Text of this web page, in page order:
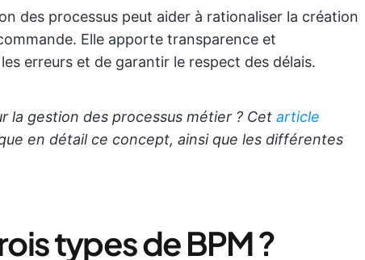
des processus peut aider à rationaliser la création
Elle apporte transparence et
erreurs et de garantir le respect des délais.
la gestion des processus métier ? Cet article
en détail ce concept, ainsi que les différentes
types de BPM ?